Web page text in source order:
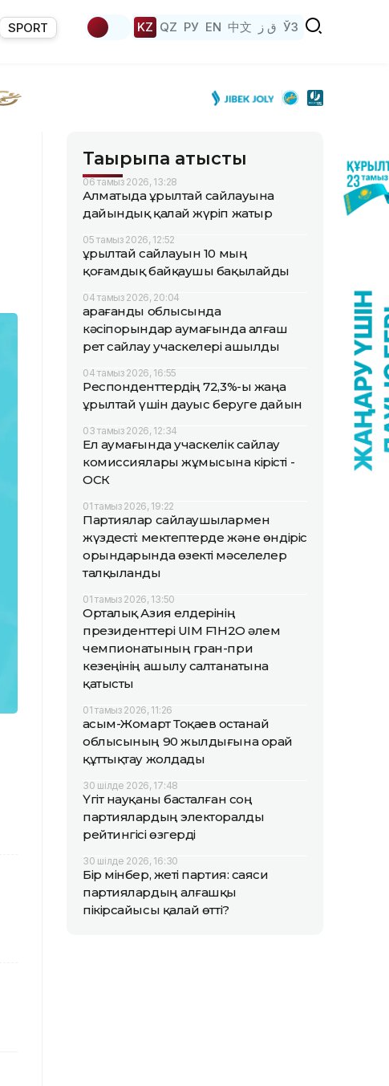
SPORT KZ QZ РУ EN 中文 ق ز ЎЗ
Тақырыпқа қатысты
06 тамыз 2026, 13:28
Алматыда Құрылтай сайлауына
дайындық қалай жүріп жатыр
05 тамыз 2026, 12:52
Құрылтай сайлауын 10 мың
қоғамдық байқаушы бақылайды
04 тамыз 2026, 20:04
Қарағанды облысында
кәсіпорындар аумағында алғаш
рет сайлау учаскелері ашылды
04 тамыз 2026, 16:55
Респонденттердің 72,3%-ы жаңа
Құрылтай үшін дауыс беруге дайын
03 тамыз 2026, 12:34
Ел аумағында учаскелік сайлау
комиссиялары жұмысына кірісті -
ОСК
01 тамыз 2026, 19:22
Партиялар сайлаушылармен
жүздесті: мектептерде және өндіріс
орындарында өзекті мәселелер
талқыланды
01 тамыз 2026, 13:50
Орталық Азия елдерінің
президенттері UIM F1H2O әлем
чемпионатының гран-при
кезеңінің ашылу салтанатына
қатысты
01 тамыз 2026, 11:26
Қасым-Жомарт Тоқаев Қостанай
облысының 90 жылдығына орай
құттықтау жолдады
30 шілде 2026, 17:48
Үгіт науқаны басталған соң
партиялардың электоралды
рейтингісі өзгерді
30 шілде 2026, 16:30
Бір мінбер, жеті партия: саяси
партиялардың алғашқы
пікірсайысы қалай өтті?